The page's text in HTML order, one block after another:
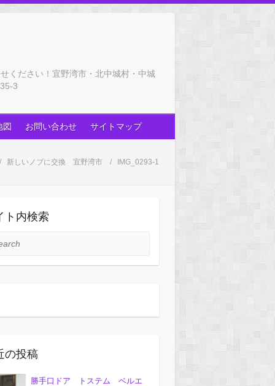
ください！宜野湾市・北中城村・中城
3
図 お問い合わせ サイトマップ
新しいノブに交換 宜野湾市 IMG_0293-1
ト内検索
の投稿
勝手口ドア トステム ベルエ